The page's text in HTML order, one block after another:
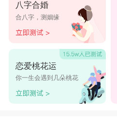
八字合婚
合八字，测姻缘
恋爱桃花运
你一生会遇到几朵桃花